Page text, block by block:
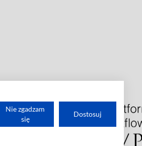
Nie zgadzam
się
Dostosuj